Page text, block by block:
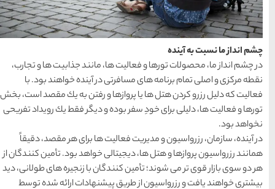
مانند جذابیت ها و تجارب،
آینده خواهند بود. با
و رفتن به یك مقصد است، بخش
و دیگر فقط یك رویداد تفریحی
ها برای هر مقصد، دقیقاً
خواهد بود. تأمین كنندگان از
با زنجیره های طولانی، دید
ارائه شده توسط
فارس؟
1402-12-20
قوم کرمانج و کردهای
خراسان
1402-09-22
سرزمین موج های آبی
مشهد